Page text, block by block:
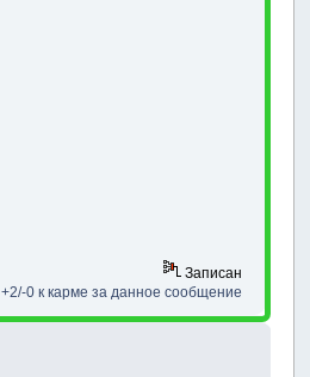
Записан
+2/-0 к карме за данное сообщение